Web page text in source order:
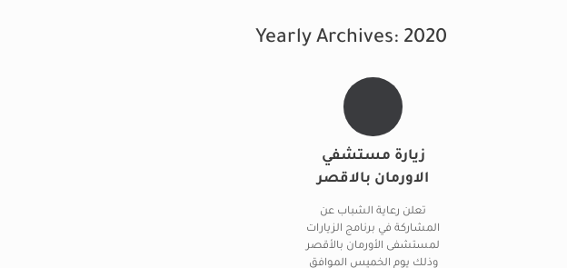
Yearly Archives: 2020
زيارة مستشفي
الاورمان بالاقصر
تعلن رعاية الشباب عن
المشاركة في برنامج الزيارات
لمستشفى الأورمان بالأقصر
وذلك يوم الخميس الموافق